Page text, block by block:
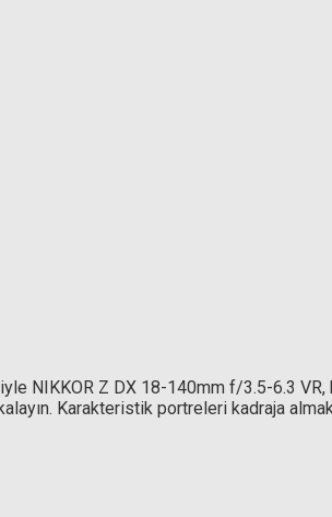
NIKKOR Z DX 18-140mm f/3.5-6.3
Karakteristik portreleri kadraja